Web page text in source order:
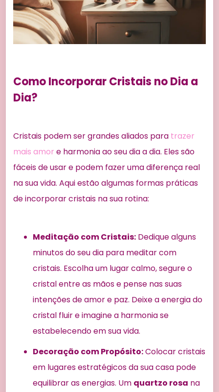
Como Incorporar Cristais no Dia a
Dia?
Cristais podem ser grandes aliados para trazer
mais amor e harmonia ao seu dia a dia. Eles são
fáceis de usar e podem fazer uma diferença real
na sua vida. Aqui estão algumas formas práticas
de incorporar cristais na sua rotina:
Meditação com Cristais: Dedique alguns
minutos do seu dia para meditar com
cristais. Escolha um lugar calmo, segure o
cristal entre as mãos e pense nas suas
intenções de amor e paz. Deixe a energia do
cristal fluir e imagine a harmonia se
estabelecendo em sua vida.
Decoração com Propósito:Colocar cristais
em lugares estratégicos da sua casa pode
equilibrar as energias. Um quartzo rosa na